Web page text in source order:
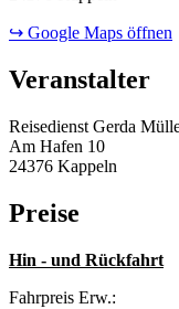
↪ Google Maps öffnen
Veranstalter
Reisedienst Gerda
Am Hafen 10
24376 Kappeln
Preise
Hin - und Rückfahrt
Fahrpreis Erw.: €